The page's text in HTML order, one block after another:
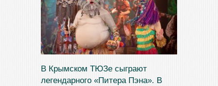
В Крымском ТЮЗе сыграют
легендарного «Питера Пэна». В